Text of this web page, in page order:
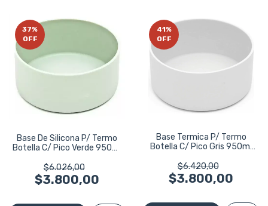
37%
OFF
Base De Silicona P/ Termo
Botella C/ Pico Verde 950ml
$6.026,00
$3.800,00
41%
OFF
Base Termica P/ Termo
Botella C/ Pico Gris 950ml
$6.420,00
$3.800,00